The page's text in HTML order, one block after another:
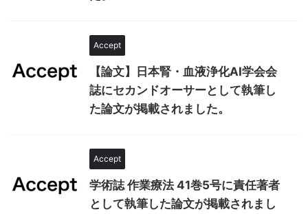
Accept
【論文】日本腎・血液浄化AI学会会
誌にセカンドオーサーとして執筆し
た論文が掲載されました。
Accept
学術誌 作業療法 41巻5号に責任著者
として執筆した論文が掲載されまし